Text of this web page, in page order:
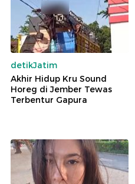
detikJatim
Akhir Hidup Kru Sound
Horeg di Jember Tewas
Terbentur Gapura